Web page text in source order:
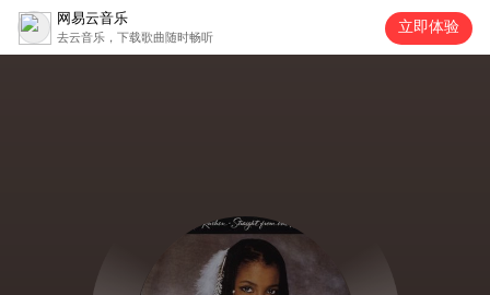
网易云音乐
去云音乐，下载歌曲随时畅听
立即体验